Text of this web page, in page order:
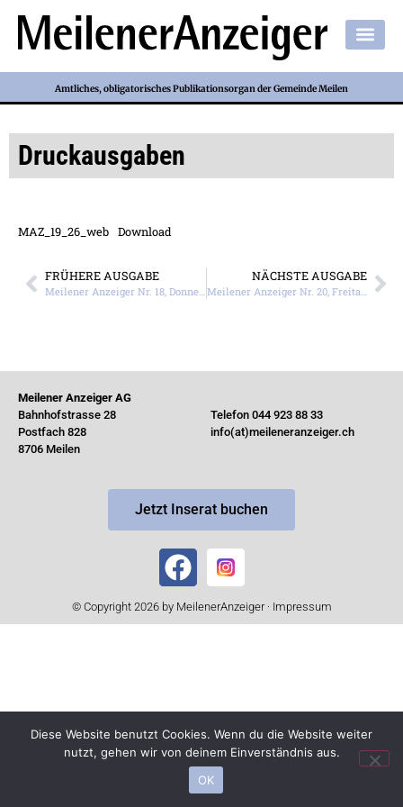
Amtliches, obligatorisches Publikationsorgan der Gemeinde Meilen
Druckausgaben
MAZ_19_26_web Download
FRÜHERE AUSGABE
Meilener Anzeiger Nr. 18, Donnerstag, 30. April 2026
NÄCHSTE AUSGABE
Meilener Anzeiger Nr. 20, Freitag, 15. Mai 2026
Meilener Anzeiger AG
Bahnhofstrasse 28
Postfach 828
8706 Meilen
Telefon 044 923 88 33
info(at)meileneranzeiger.ch
Jetzt Inserat buchen
© Copyright 2026 by MeilenerAnzeiger · Impressum
Diese Website benutzt Cookies. Wenn du die Website weiter
nutzt, gehen wir von deinem Einverständnis aus.
OK